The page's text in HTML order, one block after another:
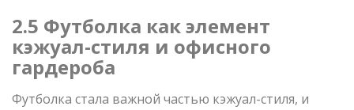
2.5 Футболка как элемент
кэжуал-стиля и офисного
гардероба
Футболка стала важной частью кэжуал-стиля, и